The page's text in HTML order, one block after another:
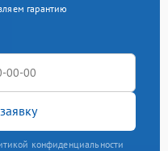
гарантию
конфиденциальности